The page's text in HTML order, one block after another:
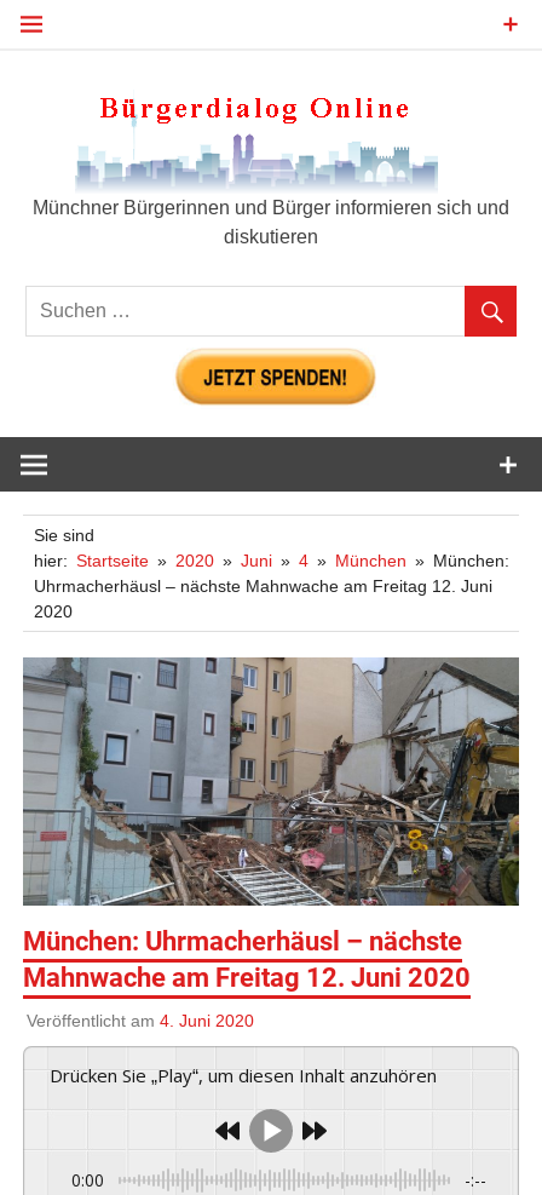
Zum
Münchner Bürgerinnen und Bürger informieren sich und
diskutieren
Sie sind
hier: Startseite 2020 Juni 4 München
München:
Uhrmacherhäusl – nächste Mahnwache am Freitag 12. Juni
2020
München: Uhrmacherhäusl – nächste
Mahnwache am Freitag 12. Juni 2020
Veröffentlicht am 4. Juni 2020
Drücken Sie „Play“, um diesen Inhalt anzuhören
0:00 -:--